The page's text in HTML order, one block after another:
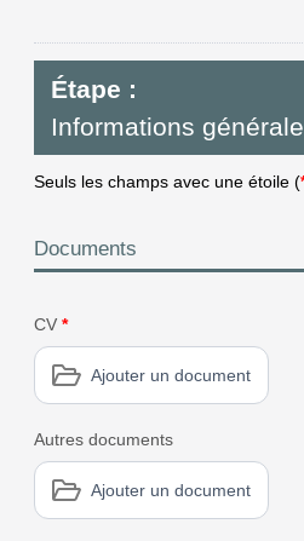
Étape :
Informations
Seuls les champs avec une étoile (
Documents
CV *
Ajouter un document
Autres documents
Ajouter un document